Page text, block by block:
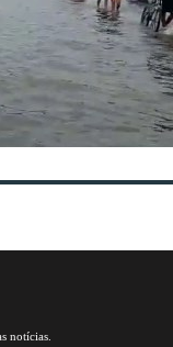
notícias.